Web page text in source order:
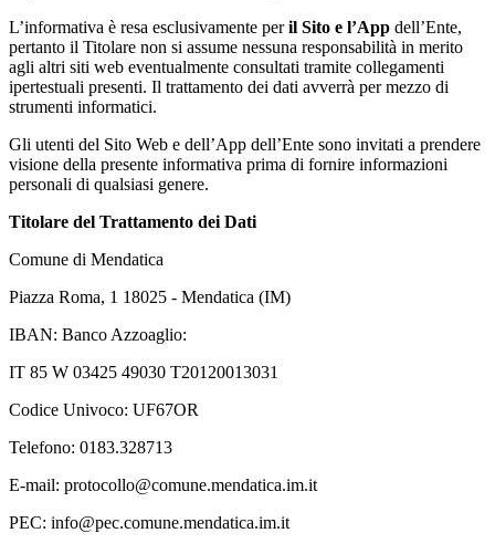
L’informativa è resa esclusivamente peril Sito e l’App dell’Ente,
pertanto il Titolare non si assume nessuna responsabilità in merito
agli altri siti web eventualmente consultati tramite collegamenti
ipertestuali presenti. Il trattamento dei dati avverrà per mezzo di
strumenti informatici.
Gli utenti del Sito Web e dell’App dell’Ente sono invitati a prendere
visione della presente informativa prima di fornire informazioni
personali di qualsiasi genere.
Titolare del Trattamento dei Dati
Comune di Mendatica
Piazza Roma, 1 18025 - Mendatica (IM)
IBAN: Banco Azzoaglio:
IT 85 W 03425 49030 T20120013031
Codice Univoco: UF67OR
Telefono: 0183.328713
E-mail: protocollo@comune.mendatica.im.it
PEC: info@pec.comune.mendatica.im.it